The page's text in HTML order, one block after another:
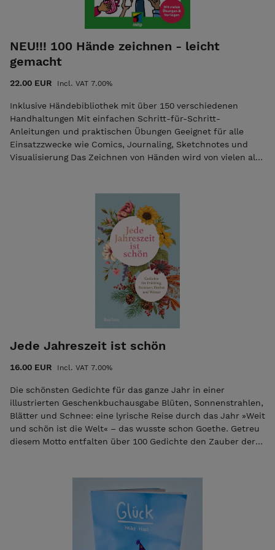
NEU!!! 100 Hände zeichnen - leicht
gemacht
22.00 EUR Incl. VAT 7.00%
Inklusive Händebibliothek mit über 150 verschiedenen
Handhaltungen Mit einfachen Schritt-für-Schritt-
Anleitungen und praktischen Übungen Geeignet für alle
Einsatzzwecke wie Comics, Journaling, Sketchnotes und
Visualisierung Das Zeichnen von Händen wird von vielen als
einfachen bis hin zu komplizierten Handhaltungen. Dabei
geht es nicht darum, Hände fotorealistisch zu zeichnen,
sondern um eine möglichst einfache Umsetzung
verschiedener Handhaltungen. Du findest Beispiele für
gängige Alltagssituationen – von Tätigkeiten am Schreibtisch
über Essen und Kochen bis hin zu Musik und Sport. Jedes
Kapitel enthält Schritt-für-Schritt-Anleitungen,
Zeichenübungen und eine Händebibliothek zum jeweiligen
Thema zum Nachzeichnen und Nachschlagen. Das Buch ist
geeignet für alle, die Spaß am Zeichnen haben. Es werden
darzustellen. Dabei ist es egal, welchen Zeichenstil du hast
und für welche Einsatzzwecke du zeichnest, sei es für
Lehrmaterialien & Co.
Jede Jahreszeit ist schön
16.00 EUR Incl. VAT 7.00%
Die schönsten Gedichte für das ganze Jahr in einer
illustrierten Geschenkbuchausgabe Blüten, Sonnenstrahlen,
Blätter und Schnee: eine lyrische Reise durch das Jahr »Weit
und schön ist die Welt« – das wusste schon Goethe. Getreu
diesem Motto entfalten über 100 Gedichte den Zauber der
Erich Kästner und Mascha Kaléko bis hin zu bisher
unveröffentlichten Gedichten zeitgenössischer Meister wie
Matthias Politycki, Ilma Rakusa, Arne Rautenberg und
Christoph Wilhelm Aigner – diese Sammlung vereint
Generationen von Stimmen, die die Schönheit der Natur auf
poetische Weise zum Leben erwecken. Stimmungsvolle